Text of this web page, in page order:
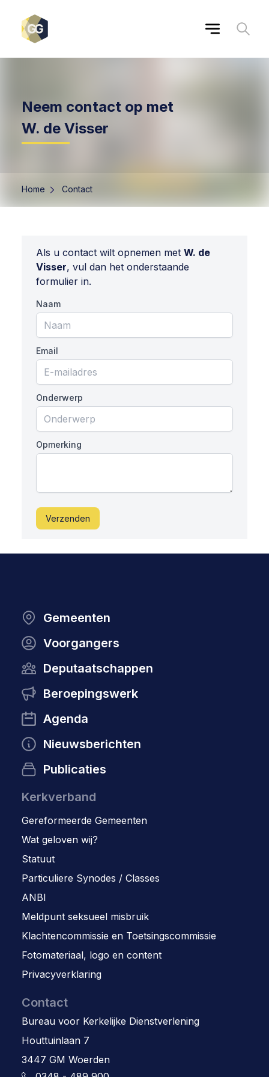
Neem contact op met
W. de Visser
Home Contact
Als u contact wilt opnemen met W. de
Visser, vul dan het onderstaande
formulier in.
Naam
Email
Onderwerp
Opmerking
Verzenden
Gemeenten
Voorgangers
Deputaatschappen
Beroepingswerk
Agenda
Nieuwsberichten
Publicaties
Kerkverband
Gereformeerde Gemeenten
Wat geloven wij?
Statuut
Particuliere Synodes / Classes
ANBI
Meldpunt seksueel misbruik
Klachtencommissie en Toetsingscommissie
Fotomateriaal, logo en content
Privacyverklaring
Contact
Bureau voor Kerkelijke Dienstverlening
Houttuinlaan 7
3447 GM Woerden